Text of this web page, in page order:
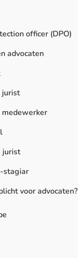
officer (DPO)
advocaten
jurist
jurist
stagiar
voor advocaten?